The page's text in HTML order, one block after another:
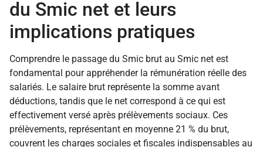
du Smic net et leurs
implications pratiques
Comprendre le passage du Smic brut au Smic net est
fondamental pour appréhender la rémunération réelle des
salariés. Le salaire brut représente la somme avant
déductions, tandis que le net correspond à ce qui est
effectivement versé après prélèvements sociaux. Ces
prélèvements, représentant en moyenne 21 % du brut,
couvrent les charges sociales et fiscales indispensables au